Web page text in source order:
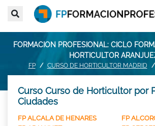
FORMACION PROFESIONAL: CICLO
HORTICULTOR
FP CURSO DE HORTICULTOR MADRID
Curso Curso de Horticultor por
Ciudades
FP ALCALA DE HENARES
FP